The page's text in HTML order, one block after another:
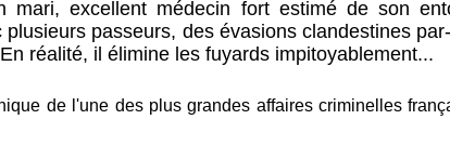
mari, excellent médecin fort estimé de son
passeurs, des évasions clandestines
réalité, il élimine les fuyards impitoyablement...
de l'une des plus grandes affaires criminelles